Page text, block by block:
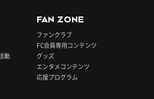
動
FAN ZONE
ファンクラブ
FC会員専用コンテンツ
グッズ
エンタメコンテンツ
応援プログラム